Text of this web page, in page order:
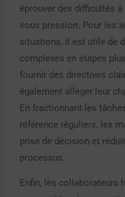
éprouver des difficultés
sous pression. Pour les
situations, il est utile de
complexes en étapes
fournir des directives
également alléger leur
En fractionnant les
référence réguliers, les
prise de décision et
processus.
Enfin, les collaborateurs